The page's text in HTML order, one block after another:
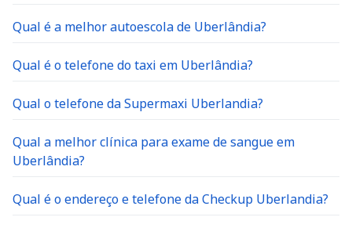
Qual é a melhor autoescola de Uberlândia?
Qual é o telefone do taxi em Uberlândia?
Qual o telefone da Supermaxi Uberlandia?
Qual a melhor clínica para exame de sangue em
Uberlândia?
Qual é o endereço e telefone da Checkup Uberlandia?